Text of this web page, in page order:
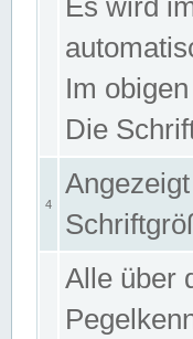
Es wird
Im
Die
4
Alle über